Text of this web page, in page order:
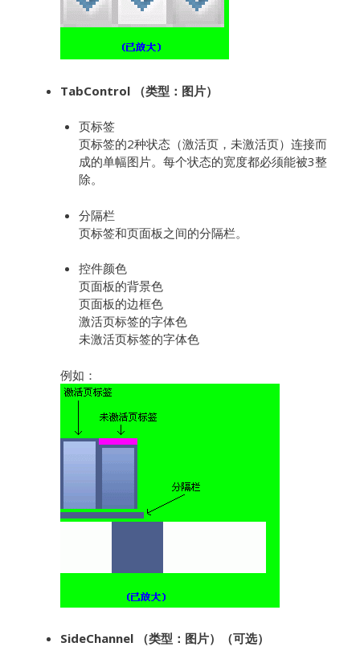
TabControl （类型：图片）
页标签
页标签的2种状态（激活页，未激活页）连接而
成的单幅图片。每个状态的宽度都必须能被3整
除。
分隔栏
页标签和页面板之间的分隔栏。
控件颜色
页面板的背景色
页面板的边框色
激活页标签的字体色
未激活页标签的字体色
例如：
SideChannel （类型：图片）（可选）